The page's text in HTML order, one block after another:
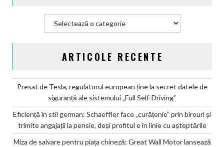
ARTICOLE RECENTE
Presat de Tesla, regulatorul european ține la secret datele de
siguranță ale sistemului „Full Self-Driving”
Eficiență în stil german: Schaeffler face „curățenie” prin birouri și
trimite angajații la pensie, deși profitul e în linie cu așteptările
Miza de salvare pentru piața chineză: Great Wall Motor lansează